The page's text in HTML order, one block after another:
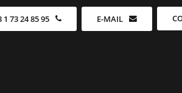
1 73 24 85 95 E-MAIL